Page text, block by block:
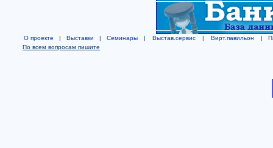
О проекте | Выставки | Семинары | Выстав.сервис | Вирт.павильон |
По всем вопросам пишите